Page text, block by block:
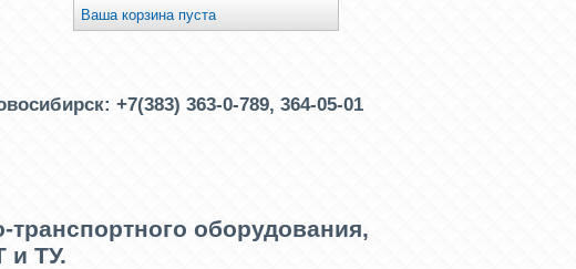
Ваша корзина пуста
+7(383) 363-0-789, 364-05-01
оборудования,
и ТУ.